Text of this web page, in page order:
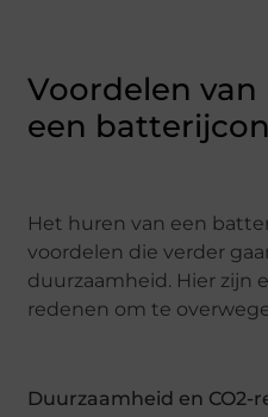
Voordelen
een
Het huren van een
voordelen die verder
duurzaamheid. Hier zijn
redenen om te
Duurzaamheid en CO2-